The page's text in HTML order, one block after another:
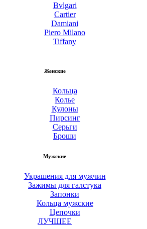
Bvlgari
Cartier
Damiani
Piero Milano
Tiffany
Женские
Кольца
Колье
Кулоны
Пирсинг
Серьги
Броши
Мужские
Украшения для мужчин
Зажимы для галстука
Запонки
Кольца мужские
Цепочки
ЛУЧШЕЕ